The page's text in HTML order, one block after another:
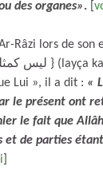
des organes».
Râzi lors de son
Lui », il a dit : «
le présent ont
le fait que
et de parties